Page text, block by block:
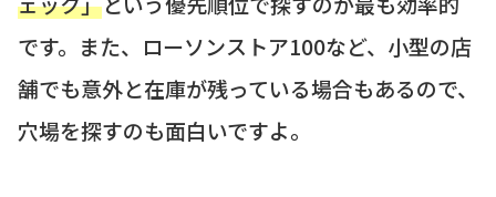
です。また、ローソンストア100など、小型の店
舗でも意外と在庫が残っている場合もあるので、
穴場を探すのも面白いですよ。